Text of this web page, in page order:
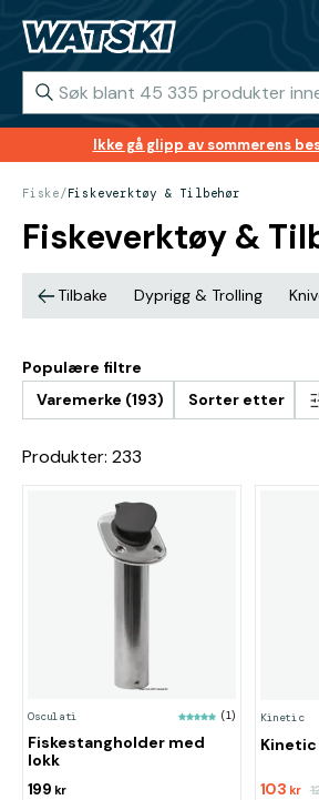
Ikke gå glipp av sommerens
Fiske/Fiskeverktøy & Tilbehør
Fiskeverktøy &
Tilbake Dyprigg & Trolling
Populære filtre
Varemerke (193)
Sorter etter
Produkter: 233
Osculati (1)
Fiskestangholder med
lokk
199 kr
Kinetic
Kinetic
103 kr